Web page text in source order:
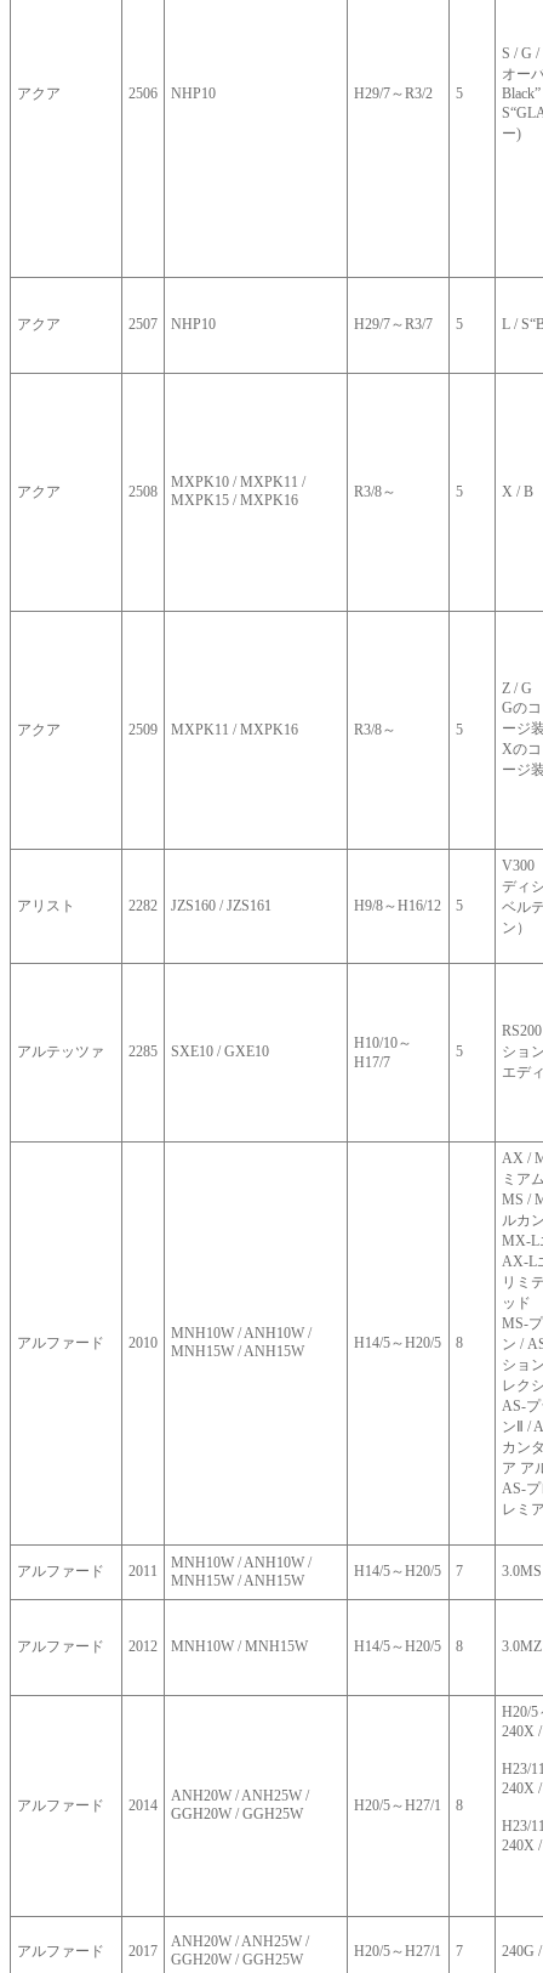
アクア 2506 NHP10 H29/7～R3/2 5
S / G
オー
ー)
アクア 2507 NHP10 H29/7～R3/7 5 L /
アクア 2508
MXPK10 / MXPK11 /
MXPK15 / MXPK16
R3/8～ 5 X / B
アクア 2509 MXPK11 / MXPK16 R3/8～ 5
Z / G
Gの
ージ
Xの
ージ
アリスト 2282 JZS160 / JZS161 H9/8～H16/12 5
V300
ディ
ベル
ン）
アルテッツァ 2285 SXE10 / GXE10
H10/10～
H17/7
5
ショ
エデ
アルファード 2010
MNH10W / ANH10W /
MNH15W / ANH15W
H14/5～H20/5 8
AX /
ミア
MS /
ルカ
MX-L
AX-L
リミ
ッド
MS-
ン /
ショ
レク
AS-
ンⅡ /
カン
ア ア
AS-
レミ
アルファード 2011
MNH10W / ANH10W /
MNH15W / ANH15W
H14/5～H20/5 7
アルファード 2012 MNH10W / MNH15W H14/5～H20/5 8 3.0MZ
アルファード 2014
ANH20W / ANH25W /
GGH20W / GGH25W
H20/5～H27/1 8
H20/5
240X
H23/
240X
H23/
240X
アルファード 2017
ANH20W / ANH25W /
GGH20W / GGH25W
H20/5～H27/1 7 240G